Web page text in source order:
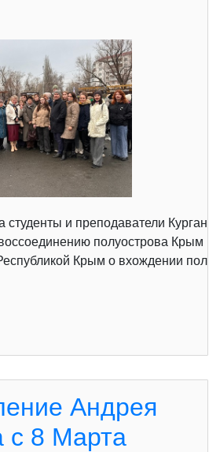
студенты и преподаватели
полуострова Крым
Крым о вхождении
Андрея
с 8 Марта